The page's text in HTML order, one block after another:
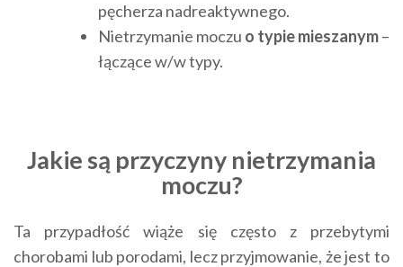
pęcherza nadreaktywnego.
Nietrzymanie moczu o typie mieszanym–
łączące w/w typy.
Jakie są przyczyny nietrzymania
moczu?
Ta przypadłość wiąże się często z przebytymi
chorobami lub porodami, lecz przyjmowanie, że jest to